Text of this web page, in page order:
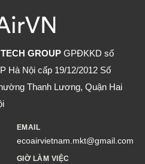
GROUP GPĐKKD số
Hà Nội cấp 19/12/2012 Số
Thanh Lương, Quận Hai
EMAIL
ecoairvietnam.mkt@gmail.com
GIỜ LÀM VIỆC